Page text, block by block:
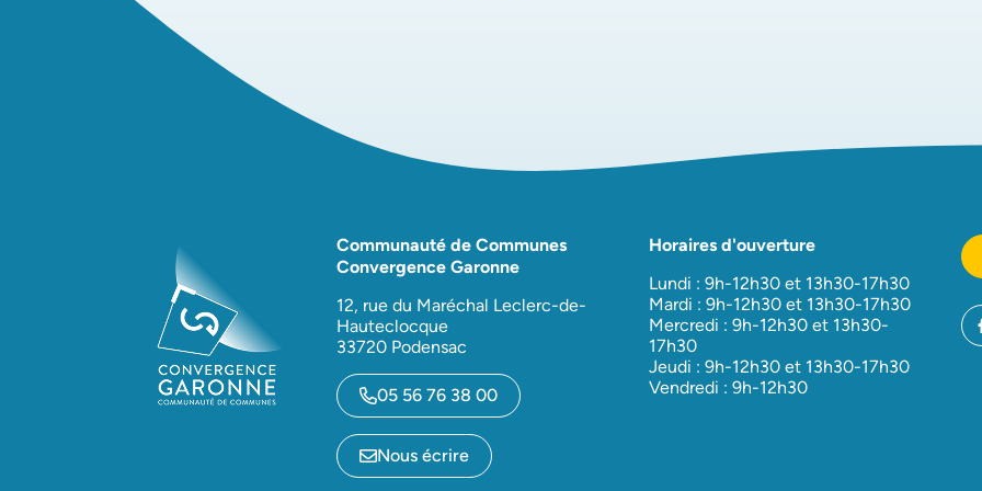
Communauté de Communes
Convergence Garonne
12, rue du Maréchal Leclerc-de-
Hauteclocque
33720 Podensac
05 56 76 38 00
Nous écrire
Horaires d'ouverture
Lundi : 9h-12h30 et 13h30-17h30
Mardi : 9h-12h30 et 13h30-17h30
Mercredi : 9h-12h30 et 13h30-
17h30
Jeudi : 9h-12h30 et 13h30-17h30
Vendredi : 9h-12h30